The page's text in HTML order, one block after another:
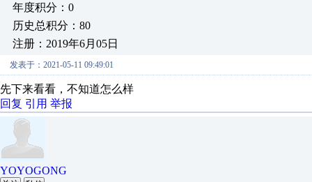
年度积分：0
历史总积分：80
注册：2019年6月05日
发表于：2021-05-11 09:49:01
先下来看看，不知道怎么样
回复 引用 举报
YOYOGONG